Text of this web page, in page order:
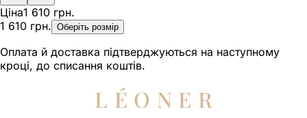
Ціна1 610 грн.
1 610 грн. Оберіть розмір
Оплата й доставка підтверджуються на наступному
кроці, до списання коштів.
LÉONER